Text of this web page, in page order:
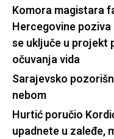
Komora magistara
Hercegovine
se uključe u projekt
očuvanja vida
Sarajevsko
nebom
Hurtić poručio
upadnete u zaleđe,